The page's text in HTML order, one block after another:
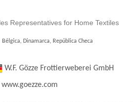
Representatives for Home Textiles
Bélgica, Dinamarca, República Checa
W.F. Gözze Frottierweberei GmbH
www.goezze.com